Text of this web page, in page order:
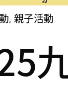
, 親子活動